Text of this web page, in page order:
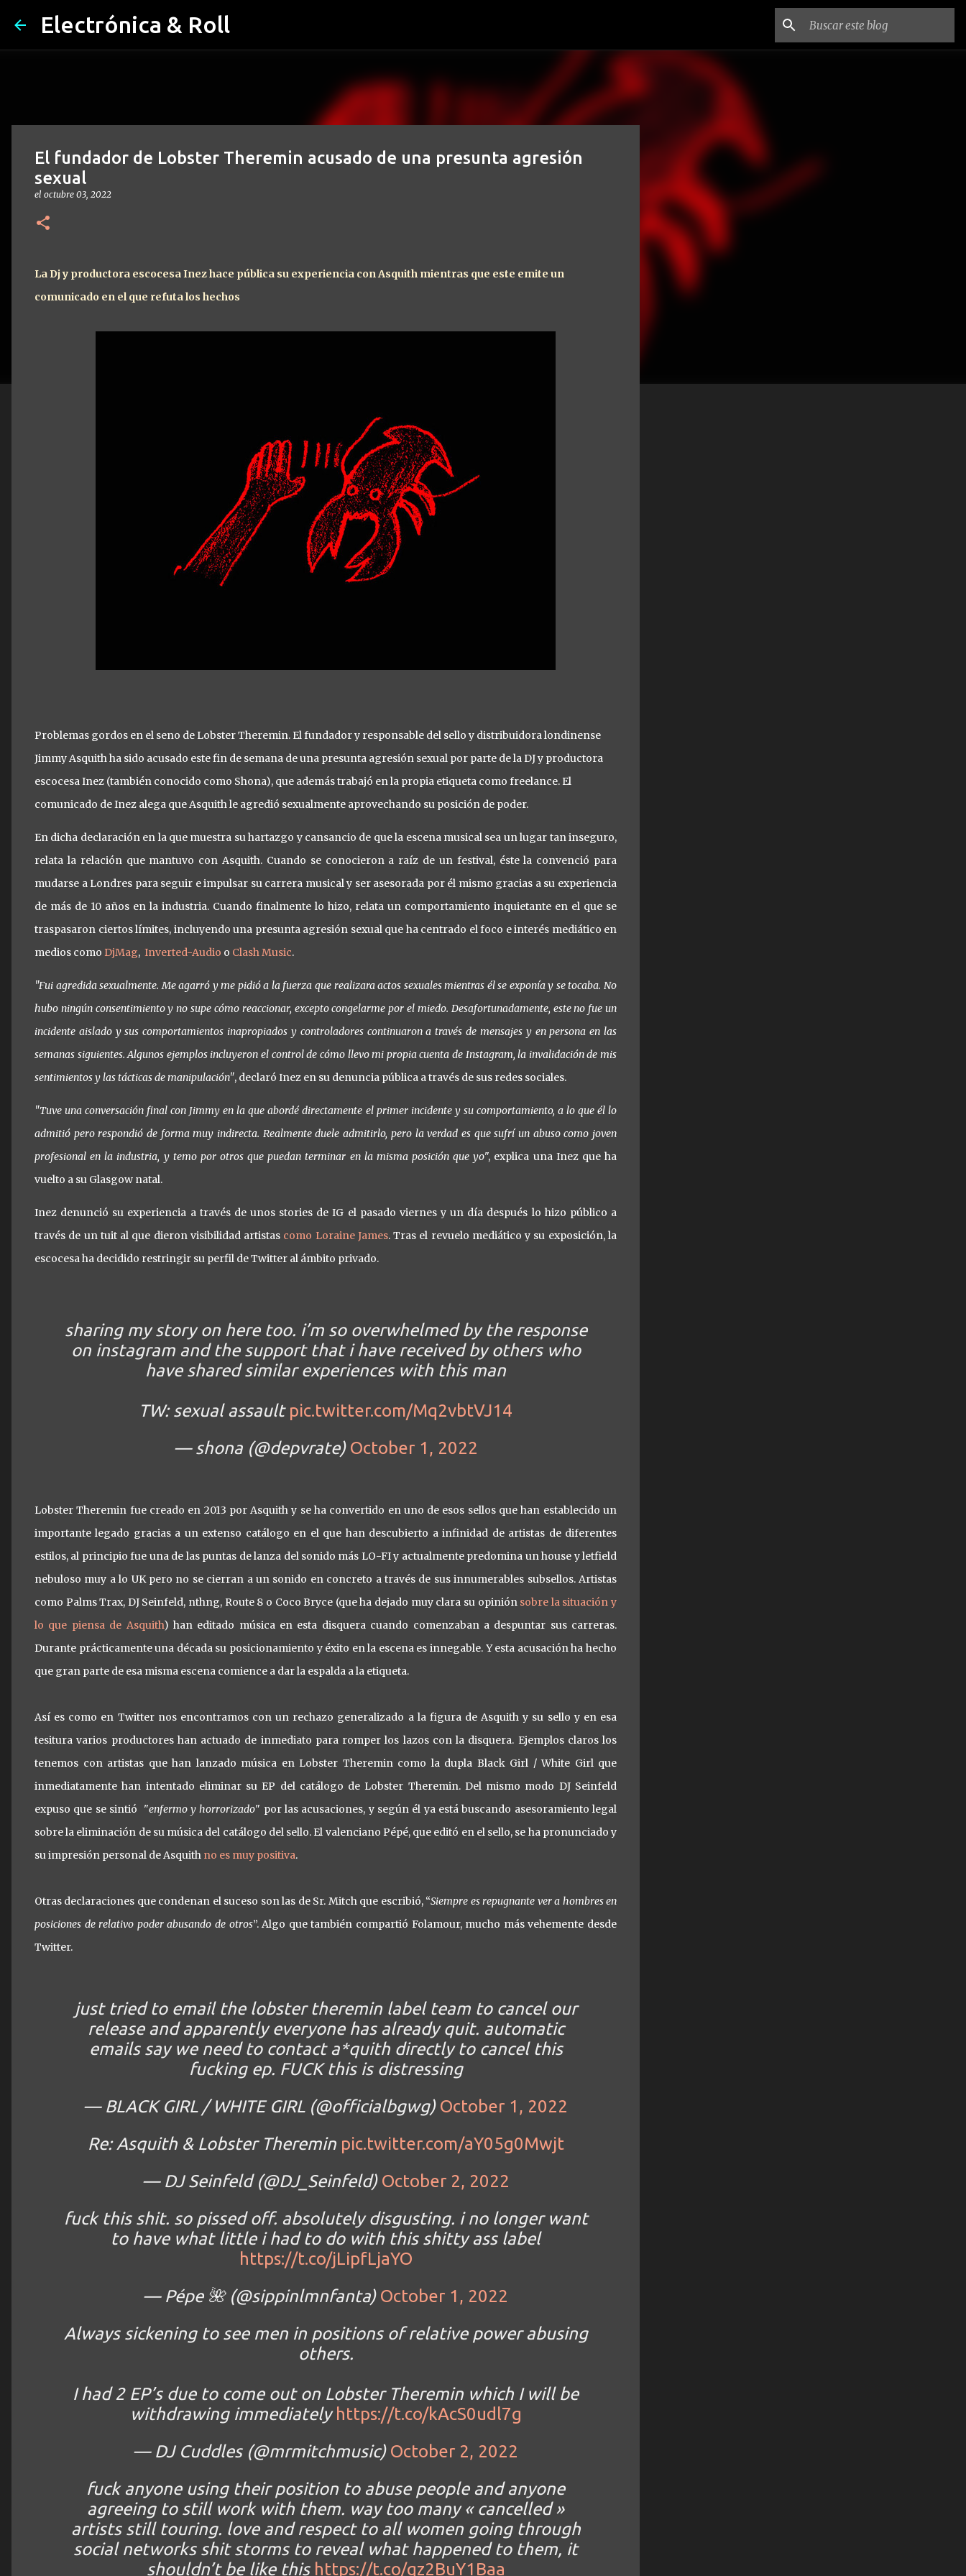
Electrónica & Roll
El fundador de Lobster Theremin acusado de una presunta agresión
sexual
el octubre 03, 2022
La Dj y productora escocesa Inez hace pública su experiencia con Asquith mientras que este emite un
comunicado en el que refuta los hechos
Problemas gordos en el seno de Lobster Theremin. El fundador y responsable del sello y distribuidora londinense
Jimmy Asquith ha sido acusado este fin de semana de una presunta agresión sexual por parte de la DJ y productora
escocesa Inez (también conocido como Shona), que además trabajó en la propia etiqueta como freelance. El
comunicado de Inez alega que Asquith le agredió sexualmente aprovechando su posición de poder.
En dicha declaración en la que muestra su hartazgo y cansancio de que la escena musical sea un lugar tan inseguro,
relata la relación que mantuvo con Asquith. Cuando se conocieron a raíz de un festival, éste la convenció para
mudarse a Londres para seguir e impulsar su carrera musical y ser asesorada por él mismo gracias a su experiencia
de más de 10 años en la industria. Cuando finalmente lo hizo, relata un comportamiento inquietante en el que se
traspasaron ciertos límites, incluyendo una presunta agresión sexual que ha centrado el foco e interés mediático en
medios como DjMag, Inverted-Audio o Clash Music.
"Fui agredida sexualmente. Me agarró y me pidió a la fuerza que realizara actos sexuales mientras él se exponía y se tocaba. No
hubo ningún consentimiento y no supe cómo reaccionar, excepto congelarme por el miedo. Desafortunadamente, este no fue un
incidente aislado y sus comportamientos inapropiados y controladores continuaron a través de mensajes y en persona en las
semanas siguientes. Algunos ejemplos incluyeron el control de cómo llevo mi propia cuenta de Instagram, la invalidación de mis
sentimientos y las tácticas de manipulación", declaró Inez en su denuncia pública a través de sus redes sociales.
"Tuve una conversación final con Jimmy en la que abordé directamente el primer incidente y su comportamiento, a lo que él lo
admitió pero respondió de forma muy indirecta. Realmente duele admitirlo, pero la verdad es que sufrí un abuso como joven
profesional en la industria, y temo por otros que puedan terminar en la misma posición que yo", explica una Inez que ha
vuelto a su Glasgow natal.
Inez denunció su experiencia a través de unos stories de IG el pasado viernes y un día después lo hizo público a
través de un tuit al que dieron visibilidad artistas como Loraine James. Tras el revuelo mediático y su exposición, la
escocesa ha decidido restringir su perfil de Twitter al ámbito privado.
sharing my story on here too. i’m so overwhelmed by the response
on instagram and the support that i have received by others who
have shared similar experiences with this man
TW: sexual assault pic.twitter.com/Mq2vbtVJ14
— shona (@depvrate) October 1, 2022
Lobster Theremin fue creado en 2013 por Asquith y se ha convertido en uno de esos sellos que han establecido un
importante legado gracias a un extenso catálogo en el que han descubierto a infinidad de artistas de diferentes
estilos, al principio fue una de las puntas de lanza del sonido más LO-FI y actualmente predomina un house y letfield
nebuloso muy a lo UK pero no se cierran a un sonido en concreto a través de sus innumerables subsellos. Artistas
como Palms Trax, DJ Seinfeld, nthng, Route 8 o Coco Bryce (que ha dejado muy clara su opinión sobre la situación y
lo que piensa de Asquith) han editado música en esta disquera cuando comenzaban a despuntar sus carreras.
Durante prácticamente una década su posicionamiento y éxito en la escena es innegable. Y esta acusación ha hecho
que gran parte de esa misma escena comience a dar la espalda a la etiqueta.
Así es como en Twitter nos encontramos con un rechazo generalizado a la figura de Asquith y su sello y en esa
tesitura varios productores han actuado de inmediato para romper los lazos con la disquera. Ejemplos claros los
tenemos con artistas que han lanzado música en Lobster Theremin como la dupla Black Girl / White Girl que
inmediatamente han intentado eliminar su EP del catálogo de Lobster Theremin. Del mismo modo DJ Seinfeld
expuso que se sintió "enfermo y horrorizado" por las acusaciones, y según él ya está buscando asesoramiento legal
sobre la eliminación de su música del catálogo del sello. El valenciano Pépé, que editó en el sello, se ha pronunciado y
su impresión personal de Asquith no es muy positiva.
Otras declaraciones que condenan el suceso son las de Sr. Mitch que escribió, “Siempre es repugnante ver a hombres en
posiciones de relativo poder abusando de otros”. Algo que también compartió Folamour, mucho más vehemente desde
Twitter.
just tried to email the lobster theremin label team to cancel our
release and apparently everyone has already quit. automatic
emails say we need to contact a*quith directly to cancel this
fucking ep. FUCK this is distressing
— BLACK GIRL / WHITE GIRL (@officialbgwg) October 1, 2022
Re: Asquith & Lobster Theremin pic.twitter.com/aY05g0Mwjt
— DJ Seinfeld (@DJ_Seinfeld) October 2, 2022
fuck this shit. so pissed off. absolutely disgusting. i no longer want
to have what little i had to do with this shitty ass label
https://t.co/jLipfLjaYO
— Pépe 🌺 (@sippinlmnfanta) October 1, 2022
Always sickening to see men in positions of relative power abusing
others.
I had 2 EP’s due to come out on Lobster Theremin which I will be
withdrawing immediately https://t.co/kAcS0udl7g
— DJ Cuddles (@mrmitchmusic) October 2, 2022
fuck anyone using their position to abuse people and anyone
agreeing to still work with them. way too many « cancelled »
artists still touring. love and respect to all women going through
social networks shit storms to reveal what happened to them, it
shouldn’t be like this https://t.co/qz2BuY1Baa